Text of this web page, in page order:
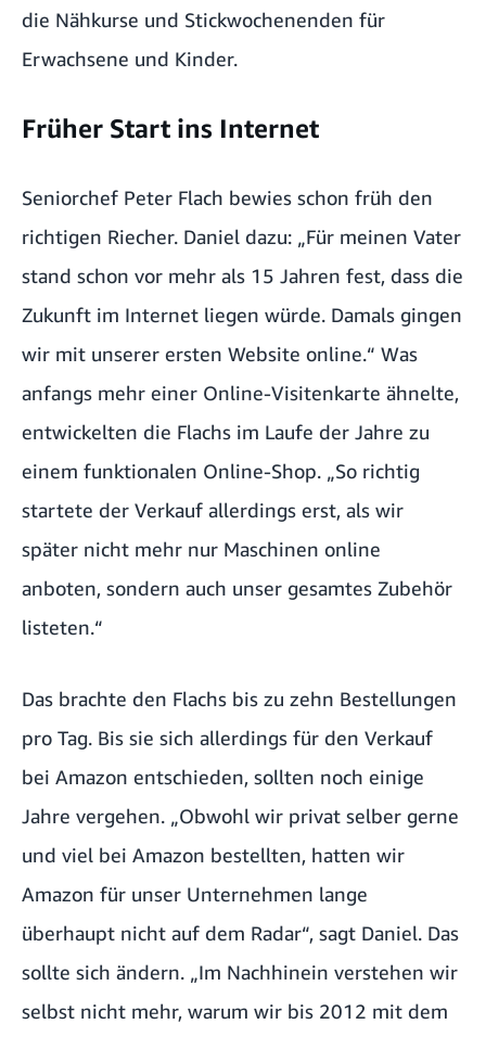
die Nähkurse und Stickwochenenden für
Erwachsene und Kinder.
Früher Start ins Internet
Seniorchef Peter Flach bewies schon früh den
richtigen Riecher. Daniel dazu: „Für meinen Vater
stand schon vor mehr als 15 Jahren fest, dass die
Zukunft im Internet liegen würde. Damals gingen
wir mit unserer ersten Website online.“ Was
anfangs mehr einer Online-Visitenkarte ähnelte,
entwickelten die Flachs im Laufe der Jahre zu
einem funktionalen Online-Shop. „So richtig
startete der Verkauf allerdings erst, als wir
später nicht mehr nur Maschinen online
anboten, sondern auch unser gesamtes Zubehör
listeten.“
Das brachte den Flachs bis zu zehn Bestellungen
pro Tag. Bis sie sich allerdings für den Verkauf
bei Amazon entschieden, sollten noch einige
Jahre vergehen. „Obwohl wir privat selber gerne
und viel bei Amazon bestellten, hatten wir
Amazon für unser Unternehmen lange
überhaupt nicht auf dem Radar“, sagt Daniel. Das
sollte sich ändern. „Im Nachhinein verstehen wir
selbst nicht mehr, warum wir bis 2012 mit dem